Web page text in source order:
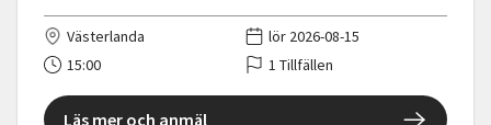
Västerlanda
lör 2026-08-15
15:00
1 Tillfällen
Läs mer och anmäl